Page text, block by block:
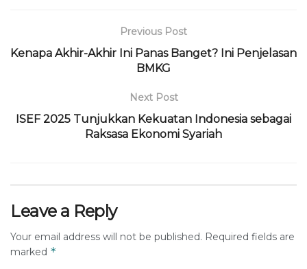
Previous Post
Kenapa Akhir-Akhir Ini Panas Banget? Ini Penjelasan
BMKG
Next Post
ISEF 2025 Tunjukkan Kekuatan Indonesia sebagai
Raksasa Ekonomi Syariah
Leave a Reply
Your email address will not be published. Required fields are
marked *